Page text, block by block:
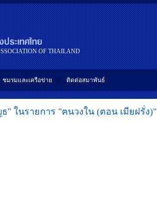
OF THAILAND
ชมรมและเครือข่าย ติดต่อสมาพันธ์
ในรายการ "ฅนวงใน (ตอน เมียฝรั่ง)"